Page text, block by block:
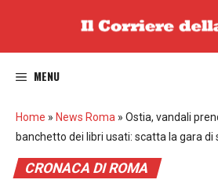
MENU
Home » News Roma » Ostia, vandali
banchetto dei libri usati: scatta la gara di
CRONACA DI ROMA